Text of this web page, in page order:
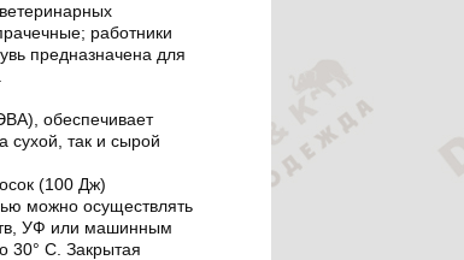
работники
предназначена для
обеспечивает
сухой, так и сырой
(100 Дж)
можно осуществлять
УФ или машинным
30° C. Закрытая